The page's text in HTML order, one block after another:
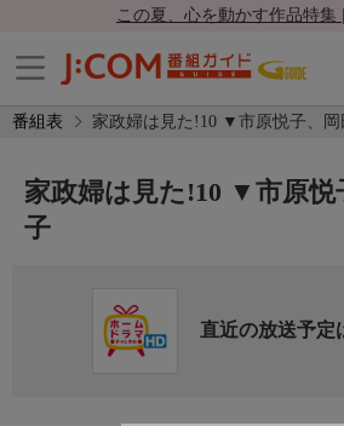
この夏、心を動かす作品特集
番組表 家政婦は見た!10 ▼市原悦子、岡
家政婦は見た!10 ▼市原悦
子
直近の放送予定